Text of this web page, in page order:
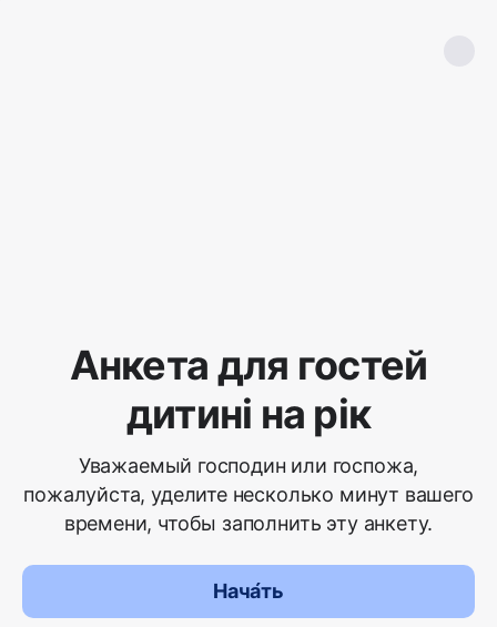
Анкета для гостей
дитині на рік
Уважаемый господин или госпожа,
пожалуйста, уделите несколько минут вашего
времени, чтобы заполнить эту анкету.
Нача́ть